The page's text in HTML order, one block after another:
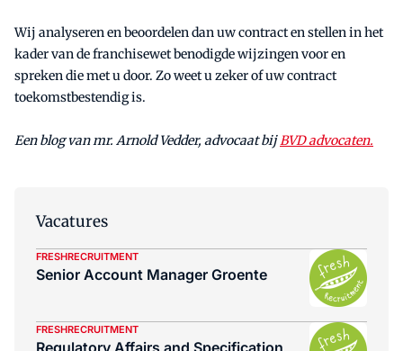
Wij analyseren en beoordelen dan uw contract en stellen in het
kader van de franchisewet benodigde wijzingen voor en
spreken die met u door. Zo weet u zeker of uw contract
toekomstbestendig is.
Een blog van mr. Arnold Vedder, advocaat bij BVD advocaten.
Vacatures
FRESHRECRUITMENT
Senior Account Manager Groente
FRESHRECRUITMENT
Regulatory Affairs and Specification